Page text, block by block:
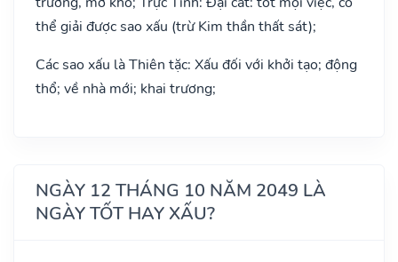
thể giải được sao xấu (trừ Kim thần thất sát);
Các sao xấu là Thiên tặc: Xấu đối với khởi tạo; động
thổ; về nhà mới; khai trương;
NGÀY 12 THÁNG 10 NĂM 2049 LÀ
NGÀY TỐT HAY XẤU?